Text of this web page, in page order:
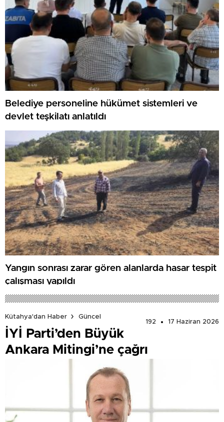
Belediye personeline hükümet sistemleri ve
devlet teşkilatı anlatıldı
Yangın sonrası zarar gören alanlarda hasar tespit
çalışması yapıldı
Kütahya'dan Haber
Güncel
192
17 Haziran 2026
İYİ Parti’den Büyük
Ankara Mitingi’ne çağrı